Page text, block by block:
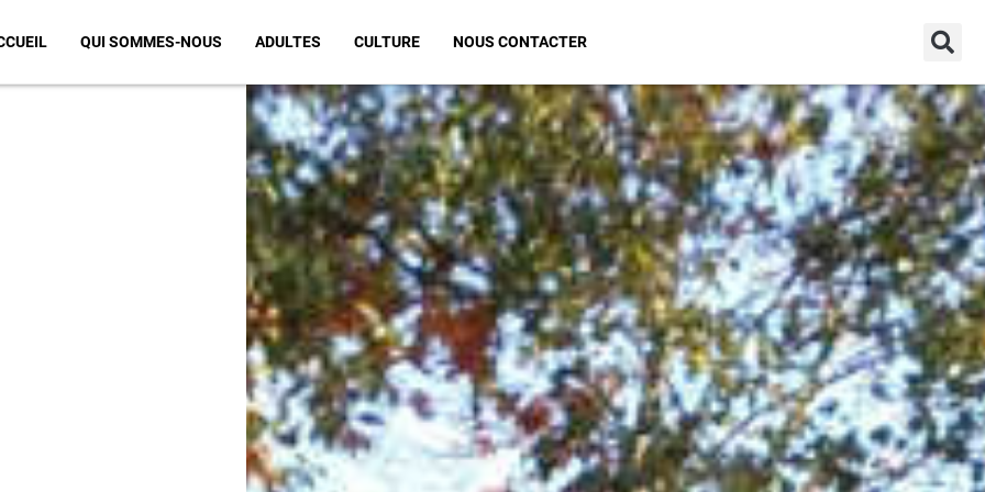
QUI SOMMES-NOUS ADULTES CULTURE NOUS CONTACTER